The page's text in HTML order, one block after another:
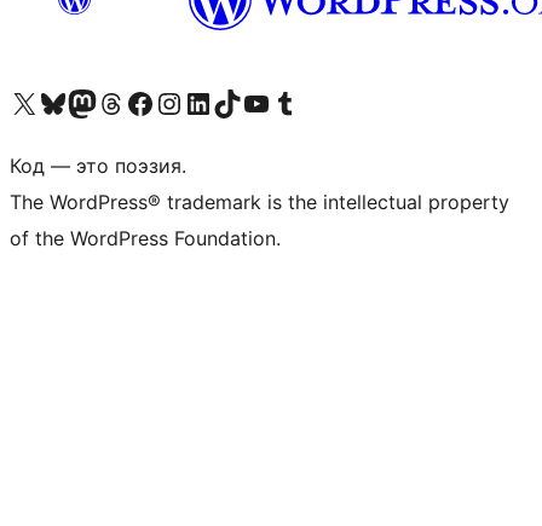
Посетите нас в X (ранее Twitter)
Посетите нашу учётную запись в Bluesky
Посетите нашу ленту в Mastodon
Посетите нашу учётную запись в Threads
Посетите нашу страницу на Facebook
Посетите наш Instagram
Посетите нашу страницу в LinkedIn
Посетите нашу учётную запись в TikTok
Посетите наш канал YouTube
Посетите нашу учётную запись в Tumblr
Код — это поэзия.
The WordPress® trademark is the intellectual property
of the WordPress Foundation.